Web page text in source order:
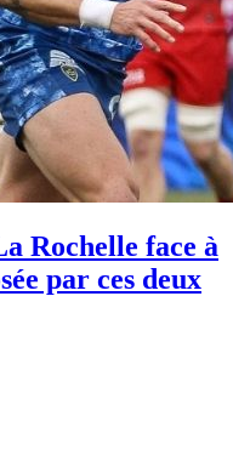
Rochelle face à
par ces deux